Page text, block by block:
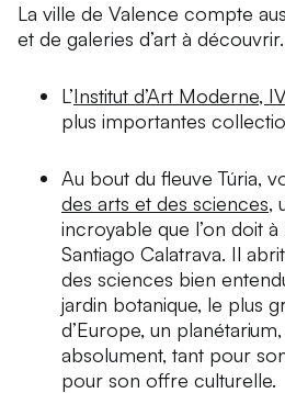
La ville de Valence compte
et de galeries d’art à découvrir.
L’Institut d’Art Moderne,
plus importantes
Au bout du fleuve Túria,
des arts et des sciences,
incroyable que l’on doit
Santiago Calatrava. Il
des sciences bien
jardin botanique, le plus
d’Europe, un
absolument, tant pour
pour son offre culturelle.